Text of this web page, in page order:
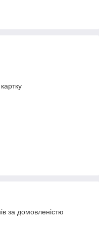
за домовленістю